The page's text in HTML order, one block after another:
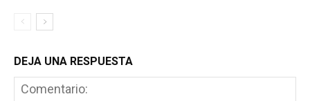
DEJA UNA RESPUESTA